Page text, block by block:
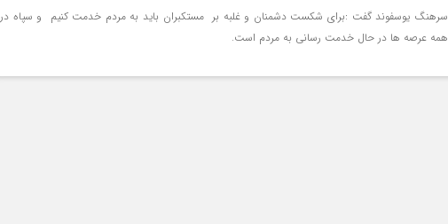
سرهنگ یوسفوند گفت :برای شکست دشمنان و غلبه بر مستکبران باید به مردم خدمت کنیم و سپاه در
همه عرصه ها در حال خدمت رسانی به مردم است.